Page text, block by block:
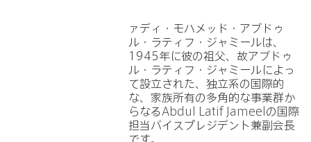
ァディ・モハメッド・アブドゥ
ル・ラティフ・ジャミールは、
1945年に彼の祖父、故アブドゥ
ル・ラティフ・ジャミールによっ
て設立された、独立系の国際的
な、家族所有の多角的な事業群か
らなるAbdul Latif Jameelの国際
担当バイスプレジデント兼副会長
です。